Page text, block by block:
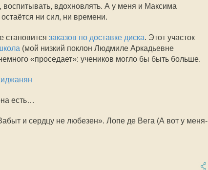
воспитывать, вдохновлять. А у меня и Максима
ни сил, ни времени.
становится заказов по доставке диска. Этот участок
(мой низкий поклон Людмиле Аркадьевне
«проседает»: учеников могло бы быть больше.
есть…
и сердцу не любезен». Лопе де Вега (А вот у меня-